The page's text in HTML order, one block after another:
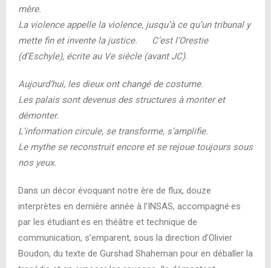
mère.
La violence appelle la violence, jusqu’à ce qu’un tribunal y
mette fin et invente la justice.
C’est l’Orestie
(d’Eschyle), écrite au Ve siècle (avant JC).
Aujourd’hui, les dieux ont changé de costume.
Les palais sont devenus des structures à monter et
démonter.
L’information circule, se transforme, s’amplifie.
Le mythe se reconstruit encore et se rejoue toujours sous
nos yeux.
Dans un décor évoquant notre ère de flux, douze
interprètes en dernière année à l’INSAS, accompagné·es
par les étudiant·es en théâtre et technique de
communication, s’emparent, sous la direction d’Olivier
Boudon, du texte de Gurshad Shaheman pour en déballer la